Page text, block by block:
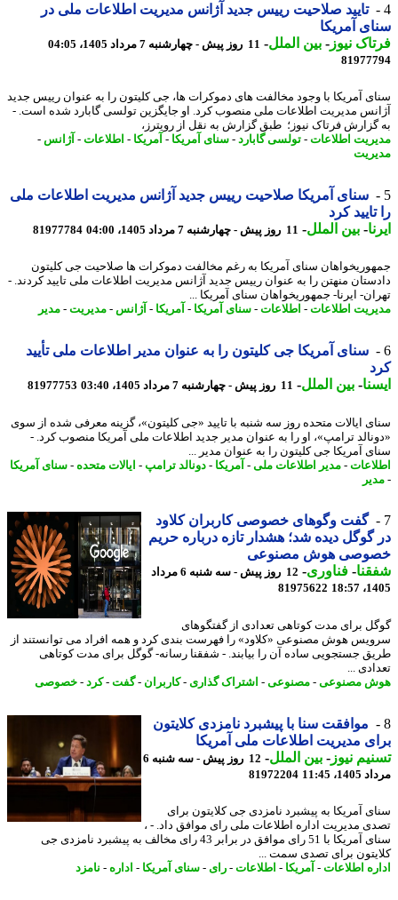
تایید صلاحیت رییس جدید آژانس مدیریت اطلاعات ملی در
آمریکا
نیوز-بین الملل-11 روز پیش - چهارشنبه 7 مرداد 1405، 04:05
آمریکا با وجود مخالفت های دموکرات ها، جی کلیتون را به عنوان رییس جدید
مدیریت اطلاعات ملی منصوب کرد. او جایگزین تولسی گابارد شده است. -
فرتاک نیوز؛ طبق گزارش به نقل از رویترز،
اطلاعات-تولسی گابارد-سنای آمریکا- آمریکا- اطلاعات-آژانس -
سنای آمریکا صلاحیت رییس جدید آژانس مدیریت اطلاعات ملی
کرد
-بین الملل-11 روز پیش - چهارشنبه 7 مرداد 1405، 04:00 81977784
سنای آمریکا به رغم مخالفت دموکرات ها صلاحیت جی کلیتون
منهتن را به عنوان رییس جدید آژانس مدیریت اطلاعات ملی تایید کردند. -
ایرنا- جمهوریخواهان سنای آمریکا ...
اطلاعات-اطلاعات-سنای آمریکا- آمریکا- آژانس -مدیریت-مدیر
سنای آمریکا جی کلیتون را به عنوان مدیر اطلاعات ملی تأیید
-بین الملل-11 روز پیش - چهارشنبه 7 مرداد 1405، 03:40 81977753
ایالات متحده روز سه شنبه با تایید «جی کلیتون»، گزینه معرفی شده از سوی
ترامپ»، او را به عنوان مدیر جدید اطلاعات ملی آمریکا منصوب کرد. -
آمریکا جی کلیتون را به عنوان مدیر ...
-مدیر اطلاعات ملی -آمریکا- دونالد ترامپ -ایالات متحده-سنای آمریکا
گفت وگوهای خصوصی کاربران کلاود
گوگل دیده شد؛ هشدار تازه درباره حریم
هوش مصنوعی
-فناوری-
12 روز پیش - سه شنبه 6 مرداد
81975622
برای مدت کوتاهی تعدادی از گفتگوهای
هوش مصنوعی «کلاود» را فهرست بندی کرد و همه افراد می توانستند از
جستجویی ساده آن را بیابند. - شفقنا رسانه- گوگل برای مدت کوتاهی
...
مصنوعی-مصنوعی-اشتراک گذاری- کاربران - گفت-کرد-خصوصی
موافقت سنا با پیشبرد نامزدی کلایتون
مدیریت اطلاعات ملی آمریکا
نیوز-بین الملل-
12 روز پیش - سه شنبه 6
11:45
81972204
آمریکا به پیشبرد نامزدی جی کلایتون برای
مدیریت اداره اطلاعات ملی رای موافق داد. - ،
سنای آمریکا با 51 رای موافق در برابر 43 رای مخالف به پیشبرد نامزدی جی
برای تصدی سمت ...
اطلاعات-آمریکا- اطلاعات-رای- سنای آمریکا- اداره - نامزد